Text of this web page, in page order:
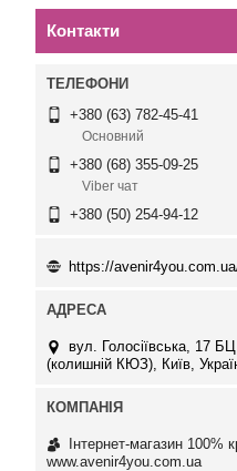
Контакти
+380 (63) 782-45-41
Основний
+380 (68) 355-09-25
Viber чат
+380 (50) 254-94-12
https://
вул. Голосіївська, 17
(колишній КЮЗ), Київ,
Інтернет-магазин 100%
www.avenir4you.com.ua